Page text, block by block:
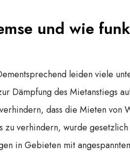
und wie
leiden viele
Dämpfung des Mietanstiegs
dass die Mieten von
zu verhindern, wurde
in Gebieten mit